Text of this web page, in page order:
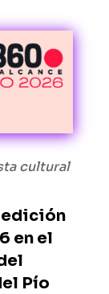
cultural
edición
en el
Pío